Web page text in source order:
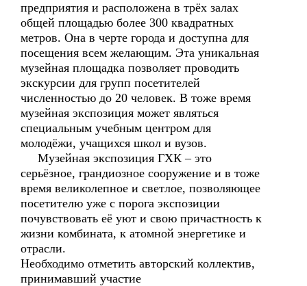
предприятия и расположена в трёх залах
общей площадью более 300 квадратных
метров. Она в черте города и доступна для
посещения всем желающим. Эта уникальная
музейная площадка позволяет проводить
экскурсии для групп посетителей
численностью до 20 человек. В тоже время
музейная экспозиция может являться
специальным учебным центром для
молодёжи, учащихся школ и вузов.
Музейная экспозиция ГХК – это
серьёзное, грандиозное сооружение и в тоже
время великолепное и светлое, позволяющее
посетителю уже с порога экспозиции
почувствовать её уют и свою причастность к
жизни комбината, к атомной энергетике и
отрасли.
Необходимо отметить авторский коллектив,
принимавший участие